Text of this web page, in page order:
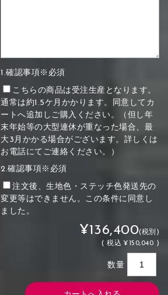
1.確認事項※必須
こちらの商品は受注生産となります。
通常は約1.5ケ月かかります。同意してカ
ートへ追加しご購入ください。（但し年
末年始等の大型連休が重なった場合、最
大3月かかる場合がございます。詳しくは
お電話にてご連絡ください。）
2.確認事項※必須
注文後、生地色・ステッチ色発送先の
変更等はできません。この条件に同意し
ました。
¥136,400(税別)
(税込 ¥150,040 )
数量